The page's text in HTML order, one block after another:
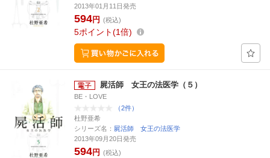
2013年01月11日発売
594円 (税込)
5ポイント 1倍
屍活師 女王の法医学（５）
BE・LOVE
（2件）
杜野亜希
シリーズ名： 屍活師 女王の法医学
2013年09月20日発売
594円 (税込)